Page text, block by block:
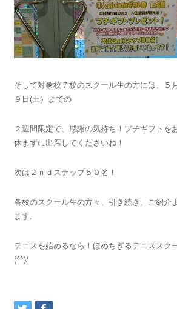
そして対象校７校のスクール生の方には、５
９日(土）までの
２週間限定で、感謝の気持ち！プチギフトを
休まずに出席してくださいね！
次は２ｎｄステップ５０名！
各校のスクール生の方々、引き続き、ご紹介
ます。
テニスを始めるなら！ほめちぎるテニススク
(^^)/